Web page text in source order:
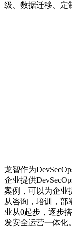
级、数据迁移、定
龙智作为
企业提供
案例，可以为企业
从咨询，培训，部
业从0起步，逐步
发安全运营一体化。